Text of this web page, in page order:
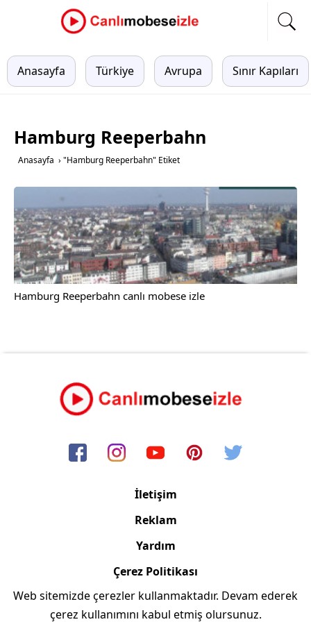
Anasayfa Türkiye Avrupa Sınır Kapıları
Hamburg Reeperbahn
Anasayfa › "Hamburg Reeperbahn" Etiket
Hamburg Reeperbahn canlı mobese izle
İletişim
Reklam
Yardım
Çerez Politikası
Copyright © 2006/2024 Canlimobeseizle.com
Web sitemizde çerezler kullanmaktadır. Devam ederek
çerez kullanımını kabul etmiş olursunuz.